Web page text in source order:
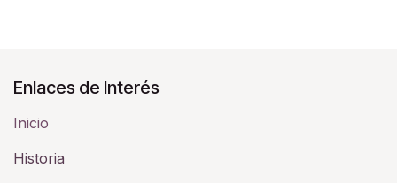
Enlaces de Interés
Inicio
Historia​